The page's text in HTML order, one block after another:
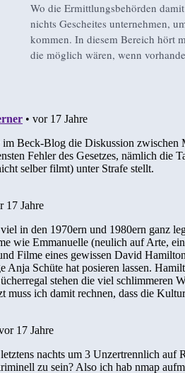
Wo die Ermittlungsbehörden
nichts Gescheites unternehmen,
kommen. In diesem Bereich hört
die möglich wären, wenn